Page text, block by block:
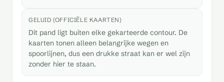
GELUID (OFFICIËLE KAARTEN)
Dit pand ligt buiten elke gekarteerde contour. De
kaarten tonen alleen belangrijke wegen en
spoorlijnen, dus een drukke straat kan er wel zijn
zonder hier te staan.